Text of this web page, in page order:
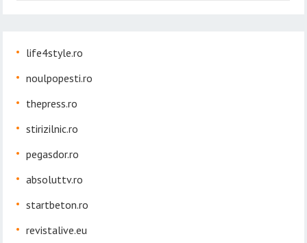
life4style.ro
noulpopesti.ro
thepress.ro
stirizilnic.ro
pegasdor.ro
absoluttv.ro
startbeton.ro
revistalive.eu